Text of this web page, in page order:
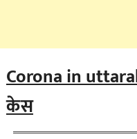
Corona in
केस